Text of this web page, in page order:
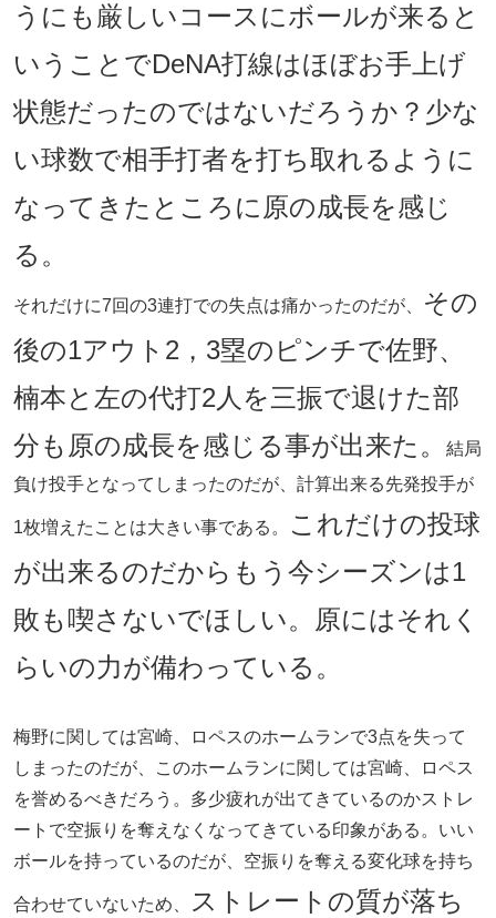
うにも厳しいコースにボールが来ると
いうことでDeNA打線はほぼお手上げ
状態だったのではないだろうか？少な
い球数で相手打者を打ち取れるように
なってきたところに原の成長を感じ
る。
それだけに7回の3連打での失点は痛かったのだが、
その
後の1アウト2，3塁のピンチで佐野、
楠本と左の代打2人を三振で退けた部
分も原の成長を感じる事が出来た。
結局
負け投手となってしまったのだが、計算出来る先発投手が
1枚増えたことは大きい事である。
これだけの投球
が出来るのだからもう今シーズンは1
敗も喫さないでほしい。原にはそれく
らいの力が備わっている。
梅野に関しては宮崎、ロペスのホームランで3点を失って
しまったのだが、このホームランに関しては宮崎、ロペス
を誉めるべきだろう。多少疲れが出てきているのかストレ
ートで空振りを奪えなくなってきている印象がある。いい
ボールを持っているのだが、空振りを奪える変化球を持ち
合わせていないため、
ストレートの質が落ち